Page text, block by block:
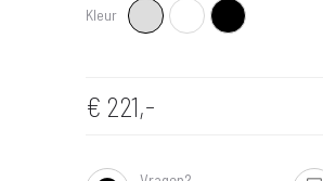
Kleur
Lichtgrijs
Wit Zwart
€ 221,-
SHARE